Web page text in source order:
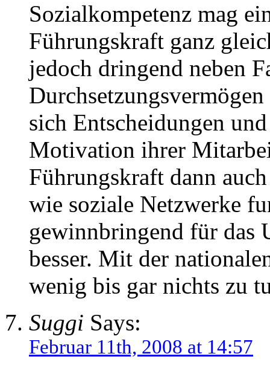
Sozialkompetenz mag
Führungskraft ganz
jedoch dringend neben
sich Entscheidungen
Motivation ihrer
Führungskraft dann
wie soziale Netzwerke
gewinnbringend für das
besser. Mit der
wenig bis gar nichts zu
Suggi Says:
Februar 11th, 2008 at 14:57